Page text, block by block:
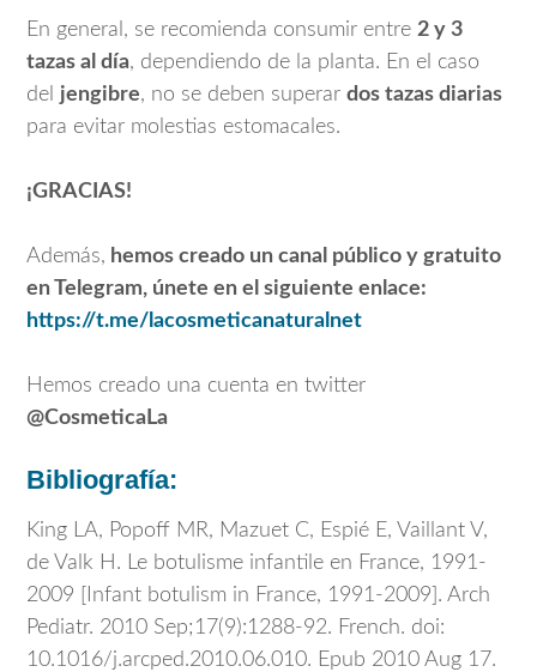
En general, se recomienda consumir entre 2 y 3
tazas al día, dependiendo de la planta. En el caso
del jengibre, no se deben superar dos tazas diarias
para evitar molestias estomacales.
¡GRACIAS!
Además, hemos creado un canal público y gratuito
en Telegram, únete en el siguiente enlace:
https://t.me/lacosmeticanaturalnet
Hemos creado una cuenta en twitter
@CosmeticaLa
Bibliografía:
King LA, Popoff MR, Mazuet C, Espié E, Vaillant V,
de Valk H. Le botulisme infantile en France, 1991-
2009 [Infant botulism in France, 1991-2009]. Arch
Pediatr. 2010 Sep;17(9):1288-92. French. doi:
10.1016/j.arcped.2010.06.010. Epub 2010 Aug 17.